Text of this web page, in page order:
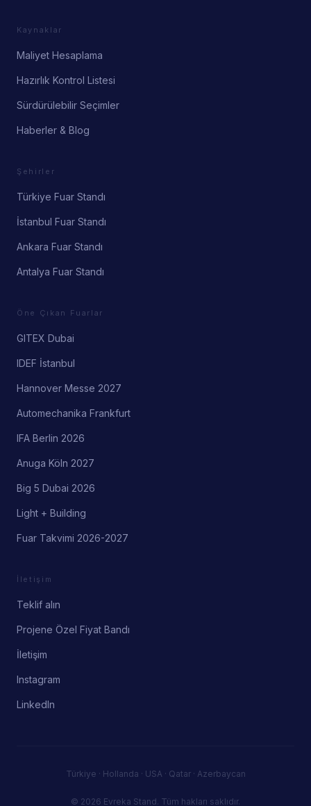
Kaynaklar
Maliyet Hesaplama
Hazırlık Kontrol Listesi
Sürdürülebilir Seçimler
Haberler & Blog
Şehirler
Türkiye Fuar Standı
İstanbul Fuar Standı
Ankara Fuar Standı
Antalya Fuar Standı
Öne Çıkan Fuarlar
GITEX Dubai
IDEF İstanbul
Hannover Messe 2027
Automechanika Frankfurt
IFA Berlin 2026
Anuga Köln 2027
Big 5 Dubai 2026
Light + Building
Fuar Takvimi 2026-2027
İletişim
Teklif alın
Projene Özel Fiyat Bandı
İletişim
Instagram
LinkedIn
Türkiye · Hollanda · USA · Qatar · Azerbaycan
© 2026 Evreka Stand. Tüm hakları saklıdır.